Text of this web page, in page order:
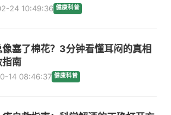
24 10:49:36 健康科普
像塞了棉花？3分钟看懂耳闷的真相
指南
14 08:46:37 健康科普